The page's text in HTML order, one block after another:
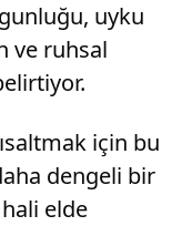
uyku
ve ruhsal
için bu
dengeli bir
elde